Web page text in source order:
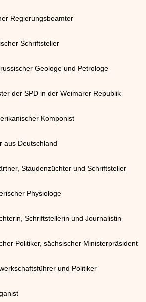
Regierungsbeamter
Schriftsteller
Geologe und Petrologe
der SPD in der Weimarer Republik
Komponist
aus Deutschland
Staudenzüchter und Schriftsteller
Physiologe
Schriftstellerin und Journalistin
Politiker, sächsischer Ministerpräsident
und Politiker